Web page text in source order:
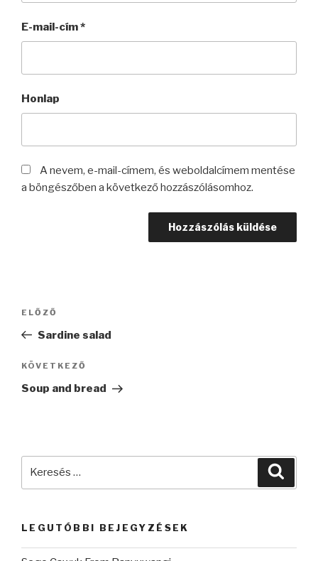
E-mail-cím*
Honlap
A nevem, e-mail-címem, és weboldalcímem mentése
a böngészőben a következő hozzászólásomhoz.
Bejegyzés
Korábbi
bejegyzés
ELŐZŐ
Sardine salad
Következő
bejegyzés
KÖVETKEZŐ
Soup and bread
LEGUTÓBBI BEJEGYZÉSEK